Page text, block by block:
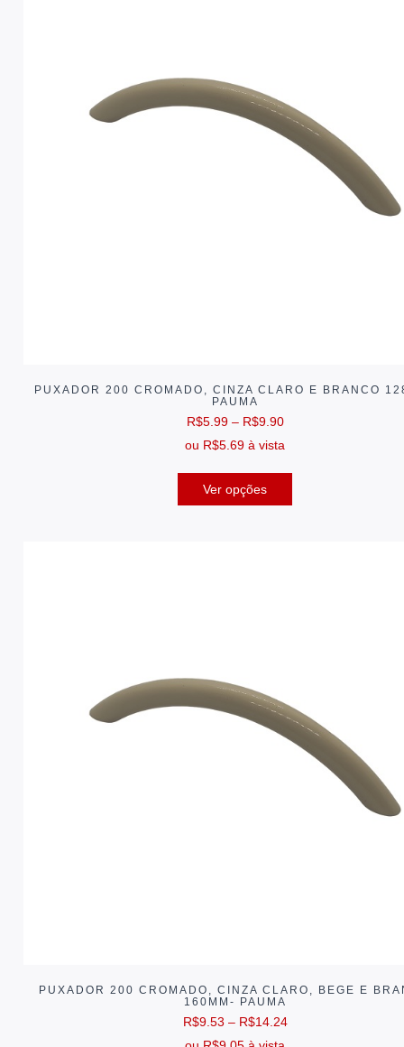
PUXADOR 200 CROMADO, CINZA CLARO E BRANCO
PAUMA
R$5.99 – R$9.90
ou R$5.69 à vista
Ver opções
PUXADOR 200 CROMADO, CINZA CLARO, BEGE E
160MM- PAUMA
R$9.53 – R$14.24